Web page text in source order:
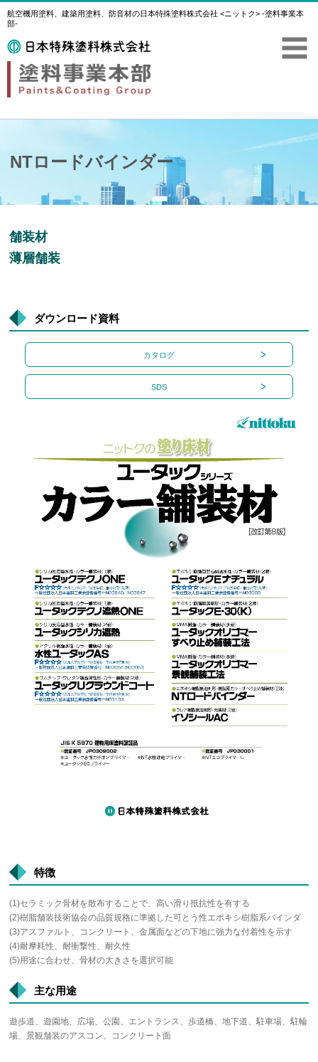
航空機用塗料、建築用塗料、防音材の日本特殊塗料株式会社 <ニットク> -塗料事業本
部-
NTロードバインダー
舗装材
薄層舗装
ダウンロード資料
カタログ
SDS
特徴
(1)セラミック骨材を散布することで、高い滑り抵抗性を有する
(2)樹脂舗装技術協会の品質規格に準拠した可とう性エポキシ樹脂系バインダ
(3)アスファルト、コンクリート、金属面などの下地に強力な付着性を示す
(4)耐摩耗性、耐衝撃性、耐久性
(5)用途に合わせ、骨材の大きさを選択可能
主な用途
遊歩道、遊園地、広場、公園、エントランス、歩道橋、地下道、駐車場、駐輪
場、景観舗装のアスコン、コンクリート面